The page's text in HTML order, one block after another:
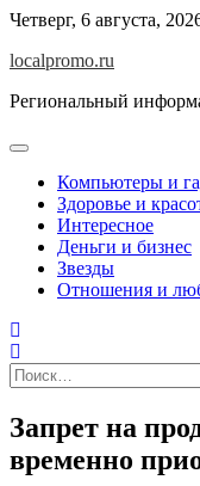
Перейти
содержимому
Четверг, 6 августа,
localpromo.ru
Региональный
Компьютеры и
Здоровье и
Интересное
Деньги и бизнес
Звезды
Отношения и
Найти:
Запрет на
временно